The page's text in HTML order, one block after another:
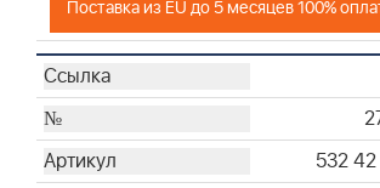
Поставка из EU до 5 месяцев 100%
532